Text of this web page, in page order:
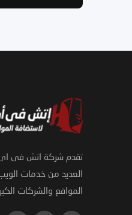
تقدم شركة اتش فى
العديد من خدمات
المواقع والشركات
فريق دعم العملاء لدينا هنا